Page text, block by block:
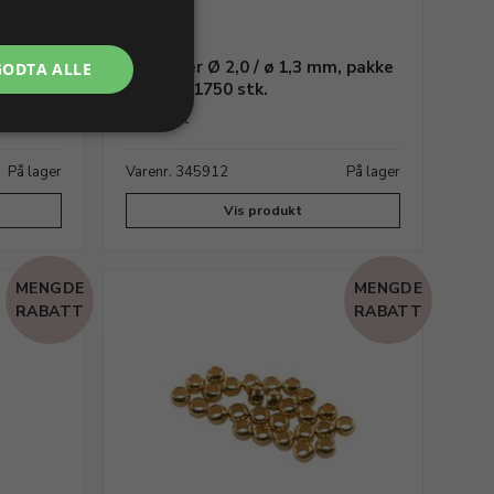
pakke
På lager
Klemøyer Ø 2,0 / ø 1,3 mm, pakke
med ca. 1750 stk.
Forsølvet
Varenr. 345912 På lager
Vis produkt
MENGDE
RABATT
MENGDE
RABATT
ALLE